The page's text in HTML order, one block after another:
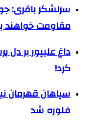
سرلشکر باقری:
مقاومت خواهند
داغ علیپور بر
کرد!
سپاهان قهرمان
فلوره شد